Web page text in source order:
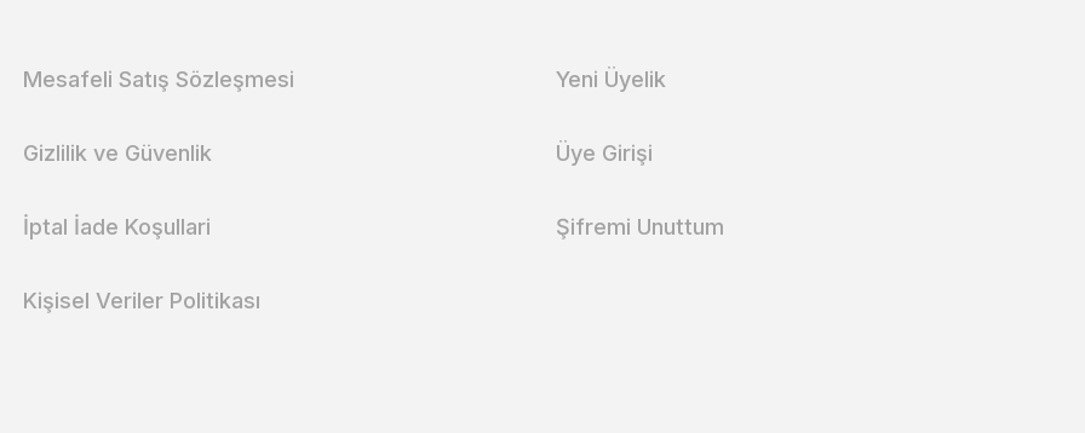
Mesafeli Satış Sözleşmesi
Gizlilik ve Güvenlik
İptal İade Koşullari
Kişisel Veriler Politikası
Yeni Üyelik
Üye Girişi
Şifremi Unuttum